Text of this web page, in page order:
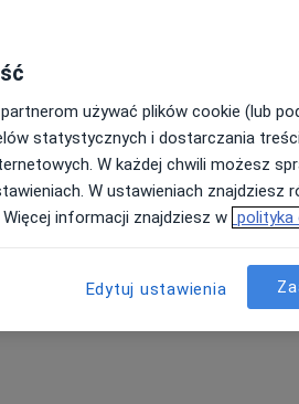
Jutro
9 Sie
Pon,
10 Sie
Wt,
11 Sie
używać plików cookie (lub
statystycznych i dostarczania
W każdej chwili możesz
W ustawieniach znajdziesz
informacji znajdziesz w polityka
Edytuj ustawienia